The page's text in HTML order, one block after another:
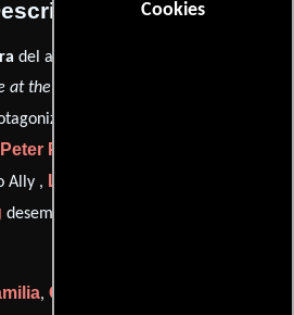
Cookies
del año 2017, conocida
at the Shore
por
Peter Porte
Ally , Luke Loveless
desempeñando el papel de Tank (
, Comedia